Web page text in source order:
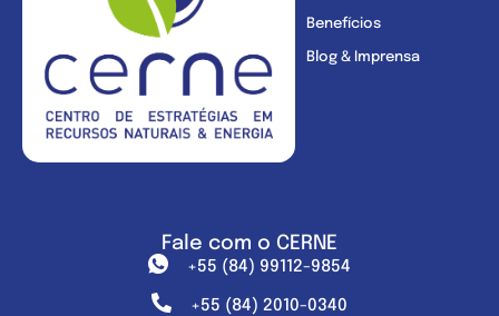
Benefícios
Blog & Imprensa
Fale com o CERNE
+55 (84) 99112-9854
+55 (84) 2010-0340